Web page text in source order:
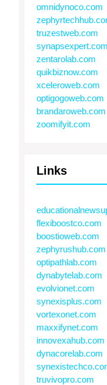
omnidynoco.com
truzestweb.com
synapsexpert.com
zentarolab.com
quikbiznow.com
xceleroweb.com
optigogoweb.com
brandaroweb.com
zoomifyit.com
Links
flexiboostco.com
boostioweb.com
zephyrushub.com
optipathlab.com
dynabytelab.com
evolvionet.com
synexisplus.com
vortexonet.com
maxxifynet.com
innovexahub.com
dynacorelab.com
truvivopro.com